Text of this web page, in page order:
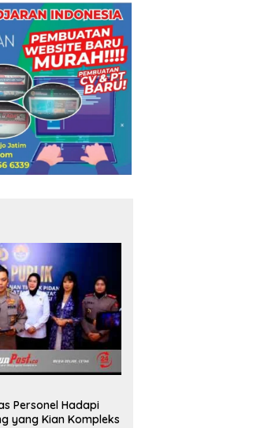
Personel Hadapi
yang Kian Kompleks